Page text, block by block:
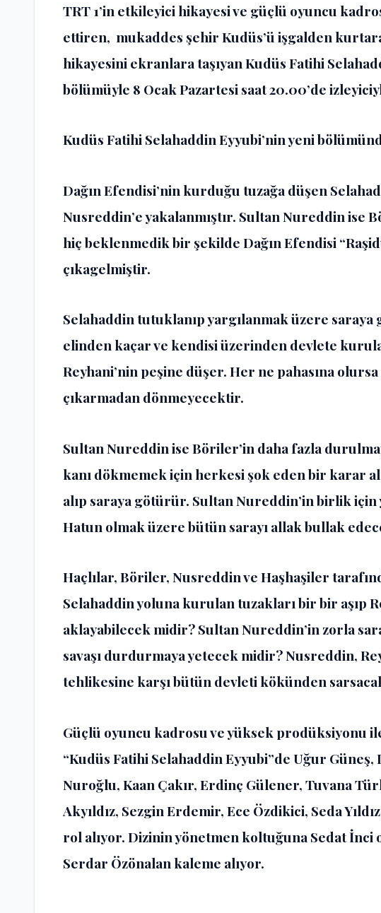
TRT 1’in etkileyici hikayesi ve güçlü oyuncu
ettiren, mukaddes şehir Kudüs’ü işgalden
hikayesini ekranlara taşıyan Kudüs Fatihi
bölümüyle 8 Ocak Pazartesi saat 20.00’de
Kudüs Fatihi Selahaddin Eyyubi’nin yeni
Dağın Efendisi’nin kurduğu tuzağa düşen
Nusreddin’e yakalanmıştır. Sultan Nureddin ise
hiç beklenmedik bir şekilde Dağın Efendisi
çıkagelmiştir.
Selahaddin tutuklanıp yargılanmak üzere
elinden kaçar ve kendisi üzerinden devlete
Reyhani’nin peşine düşer. Her ne pahasına
çıkarmadan dönmeyecektir.
Sultan Nureddin ise Böriler’in daha fazla
kanı dökmemek için herkesi şok eden bir karar
alıp saraya götürür. Sultan Nureddin’in birlik için
Hatun olmak üzere bütün sarayı allak bullak
Haçlılar, Böriler, Nusreddin ve Haşhaşiler
Selahaddin yoluna kurulan tuzakları bir bir aşıp
aklayabilecek midir? Sultan Nureddin’in zorla
savaşı durdurmaya yetecek midir? Nusreddin,
tehlikesine karşı bütün devleti kökünden
Güçlü oyuncu kadrosu ve yüksek prodüksiyonu
“Kudüs Fatihi Selahaddin Eyyubi”de Uğur
Nuroğlu, Kaan Çakır, Erdinç Gülener, Tuvana
Akyıldız, Sezgin Erdemir, Ece Özdikici, Seda
rol alıyor. Dizinin yönetmen koltuğuna Sedat
Serdar Özönalan kaleme alıyor.